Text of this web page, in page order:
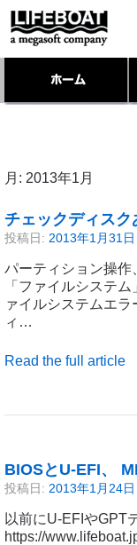
月: 2013年1月
チェックディスク
投稿日: 2013年1月31日
パーティション操作
「ファイルシステ
ァイルシステムエ
ィ…
Read the full article
BIOSとU-EFI、
投稿日: 2013年1月24日
以前にU-EFIやGPT
https://